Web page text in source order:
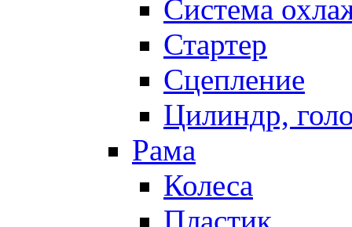
Система
Стартер
Сцепление
Цилиндр,
Рама
Колеса
Пластик